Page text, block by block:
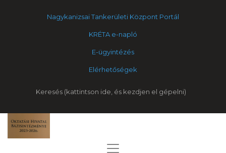
Nagykanizsai Tankerületi Központ Portál
KRÉTA e-napló
E-ügyintézés
Elérhetőségek
Keresés